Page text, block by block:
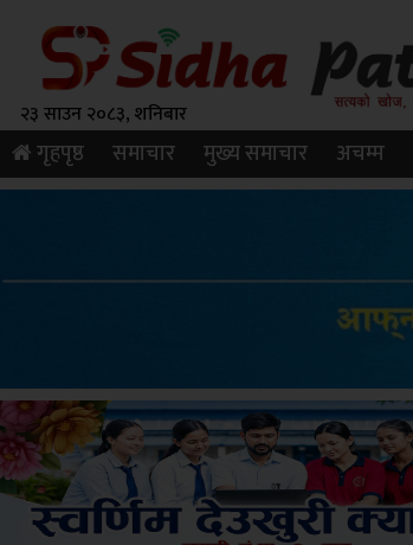
२३ साउन २०८३, शनिबार
गृहपृष्ठ समाचार मुख्य समाचार अचम्म